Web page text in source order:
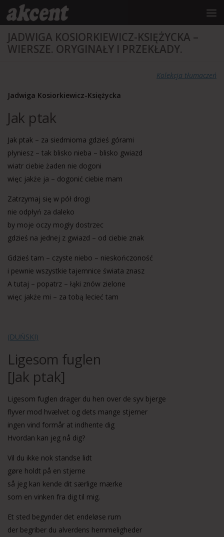
treści
Przejdź do treści
JADWIGA KOSIORKIEWICZ-KSIĘŻYCKA –
WIERSZE. ORYGINAŁY I PRZEKŁADY.
Kolekcja tłumaczeń
Jadwiga Kosiorkiewicz-Księżycka
Jak ptak
Jak ptak – za siedmioma gdzieś górami
płyniesz – tak blisko nieba – blisko gwiazd
wiatr ciebie żaden nie dogoni
więc jakże ja – dogonić ciebie mam
Zatrzymaj się w pół drogi
nie odpłyń za daleko
by moje oczy mogły dostrzec
gdzieś na jednej z gwiazd – od ciebie znak
Gdzieś tam – czyste niebo – nieskończoność
i pewnie wszystkie tajemnice świata znasz
A tutaj – popatrz – łąki znów zielone
więc jakże mi – za tobą lecieć tam
(DUŃSKI)
Ligesom fuglen
[Jak ptak]
Ligesom fuglen drager du hen over de syv bjerge
flyver mod hvælvet og dets mange stjerner
ingen vind formår at indhente dig
Hvordan kan jeg nå dig?
Vil du ikke nok standse lidt
gøre holdt på en stjerne
så jeg kan kende dit særlige mærke
som en vinken fra dig til mig.
Et sted begynder det endeløse rum
der begriber du alverdens hemmeligheder